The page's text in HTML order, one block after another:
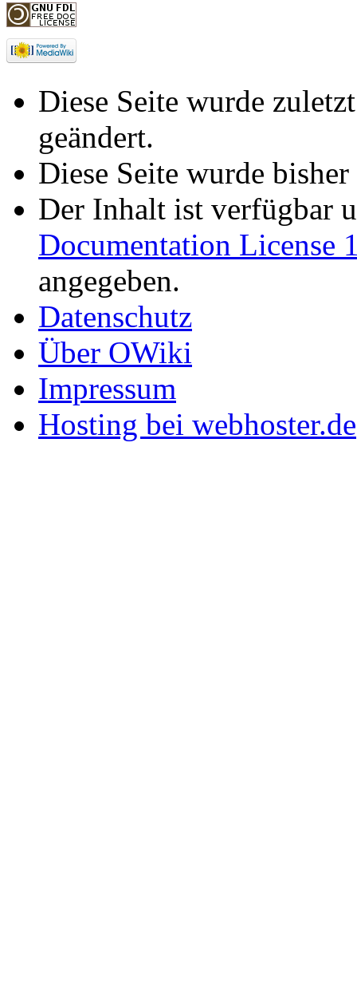
Diese Seite wurde
geändert.
Diese Seite wurde
Der Inhalt ist verfügbar
Documentation License
angegeben.
Datenschutz
Über OWiki
Impressum
Hosting bei webhoster.de